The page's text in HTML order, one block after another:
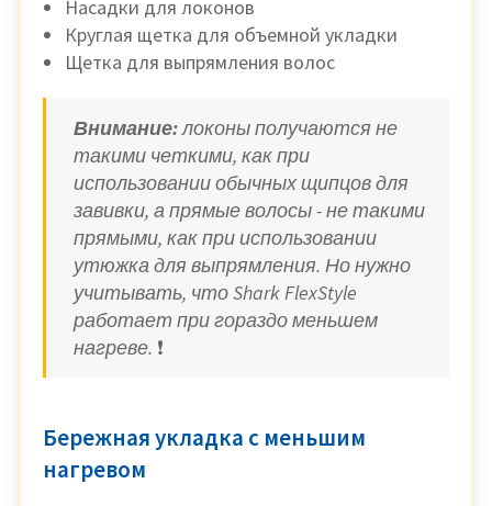
Насадки для локонов
Круглая щетка для объемной укладки
Щетка для выпрямления волос
Внимание:локоны получаются не
такими четкими, как при
использовании обычных щипцов для
завивки, а прямые волосы - не такими
прямыми, как при использовании
утюжка для выпрямления. Но нужно
учитывать, что Shark FlexStyle
работает при гораздо меньшем
нагреве. ❗️
Бережная укладка с меньшим
нагревом